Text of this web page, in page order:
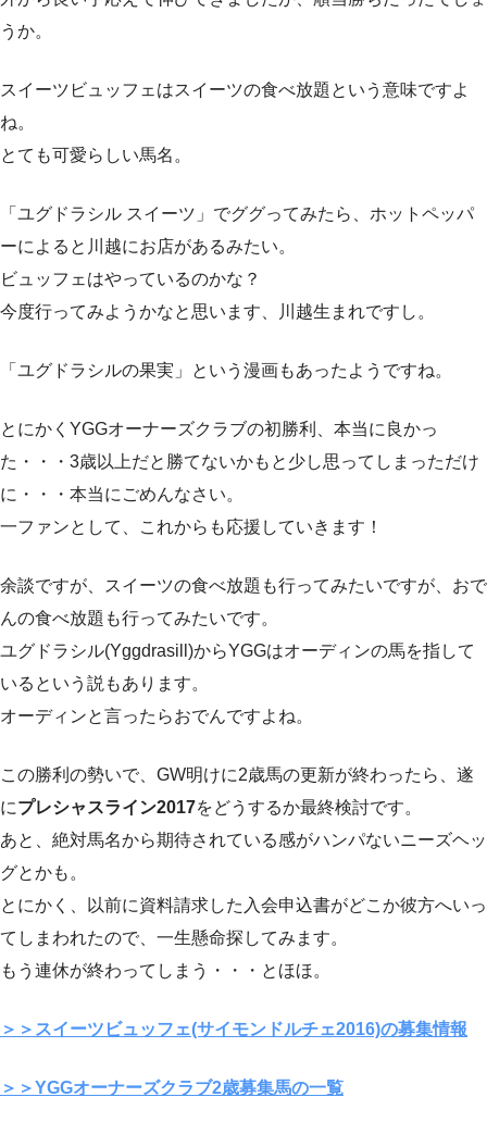
うか。
スイーツビュッフェはスイーツの食べ放題という意味ですよ
ね。
とても可愛らしい馬名。
「ユグドラシル スイーツ」でググってみたら、ホットペッパ
ーによると川越にお店があるみたい。
ビュッフェはやっているのかな？
今度行ってみようかなと思います、川越生まれですし。
「ユグドラシルの果実」という漫画もあったようですね。
とにかくYGGオーナーズクラブの初勝利、本当に良かっ
た・・・3歳以上だと勝てないかもと少し思ってしまっただけ
に・・・本当にごめんなさい。
一ファンとして、これからも応援していきます！
余談ですが、スイーツの食べ放題も行ってみたいですが、おで
んの食べ放題も行ってみたいです。
ユグドラシル(Yggdrasill)からYGGはオーディンの馬を指して
いるという説もあります。
オーディンと言ったらおでんですよね。
この勝利の勢いで、GW明けに2歳馬の更新が終わったら、遂
にプレシャスライン2017をどうするか最終検討です。
あと、絶対馬名から期待されている感がハンパないニーズヘッ
グとかも。
とにかく、以前に資料請求した入会申込書がどこか彼方へいっ
てしまわれたので、一生懸命探してみます。
もう連休が終わってしまう・・・とほほ。
＞＞スイーツビュッフェ(サイモンドルチェ2016)の募集情報
＞＞YGGオーナーズクラブ2歳募集馬の一覧